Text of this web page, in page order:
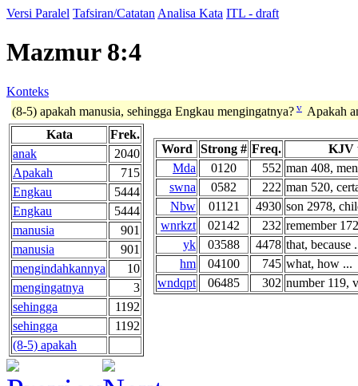
Versi Paralel Tafsiran/Catatan Analisa Kata ITL - draft
Mazmur 8:4
Konteks
(8-5) apakah manusia, sehingga Engkau mengingatnya? v Apakah
Kata
Frek.
anak
2040
Apakah
715
Engkau
5444
Engkau
5444
manusia
901
manusia
901
mengindahkannya
10
mengingatnya
3
sehingga
1192
sehingga
1192
(8-5) apakah
Word Strong # Freq.
KJV
Mda
0120 552 man 408,
swna
0582 222 man 520,
Nbw
01121 4930 son 2978,
wnrkzt
02142 232 remember
yk
03588 4478 that, because
hm
04100 745 what, how ...
wndqpt
06485 302 number 119,